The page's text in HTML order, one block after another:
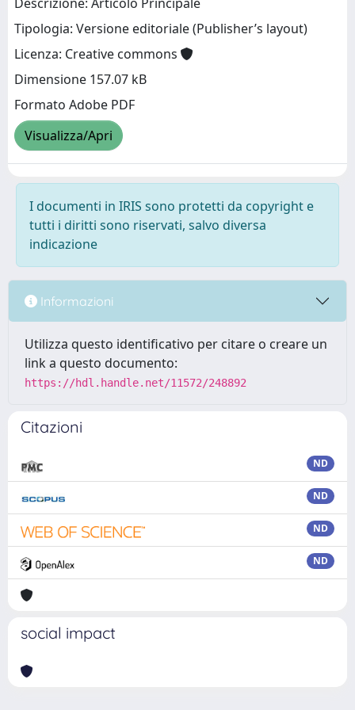
Tipologia: Versione editoriale (Publisher’s layout)
Licenza: Creative commons
Dimensione 157.07 kB
Formato Adobe PDF
Visualizza/Apri
I documenti in IRIS sono protetti da copyright e
tutti i diritti sono riservati, salvo diversa
indicazione
Informazioni
Utilizza questo identificativo per citare o creare un
link a questo documento:
https://hdl.handle.net/11572/248892
Citazioni
ND
ND
ND
ND
social impact